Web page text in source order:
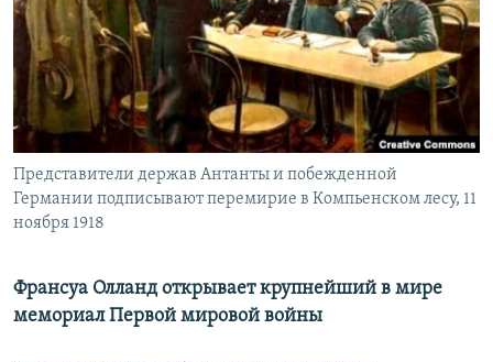
РАСПИСАНИЕ ВЕЩАНИЯ
ПОДПИШИТЕСЬ НА РАССЫЛКУ
СОЦИАЛЬНЫЕ СЕТИ
Представители держав Антанты и побежденной
Германии подписывают перемирие в Компьенском лесу, 11
ноября 1918
Франсуа Олланд открывает крупнейший в мире
мемориал Первой мировой войны